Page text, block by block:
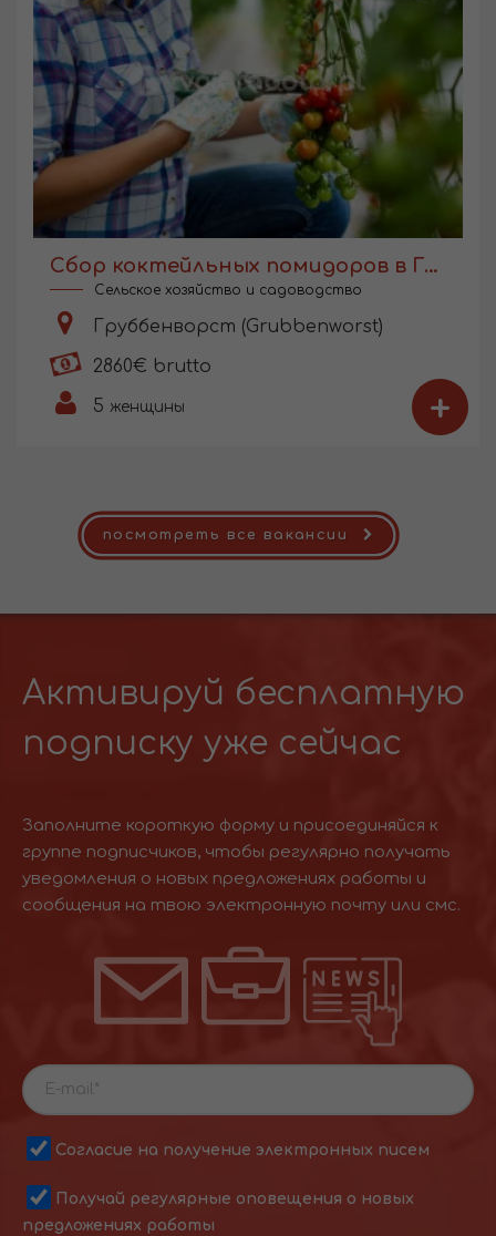
Сбор коктейльных помидоров в Голландии
Сельское хозяйство и садоводство
Груббенворст (Grubbenworst)
2860€ brutto
5 женщины +
посмотреть все вакансии
Активируй бесплатную
подписку уже сейчас
Заполните короткую форму и присоединяйся к
группе подписчиков, чтобы регулярно получать
уведомления о новых предложениях работы и
сообщения на твою электронную почту или смс.
Согласие на получение электронных писем
Получай регулярные оповещения о новых
предложениях работы